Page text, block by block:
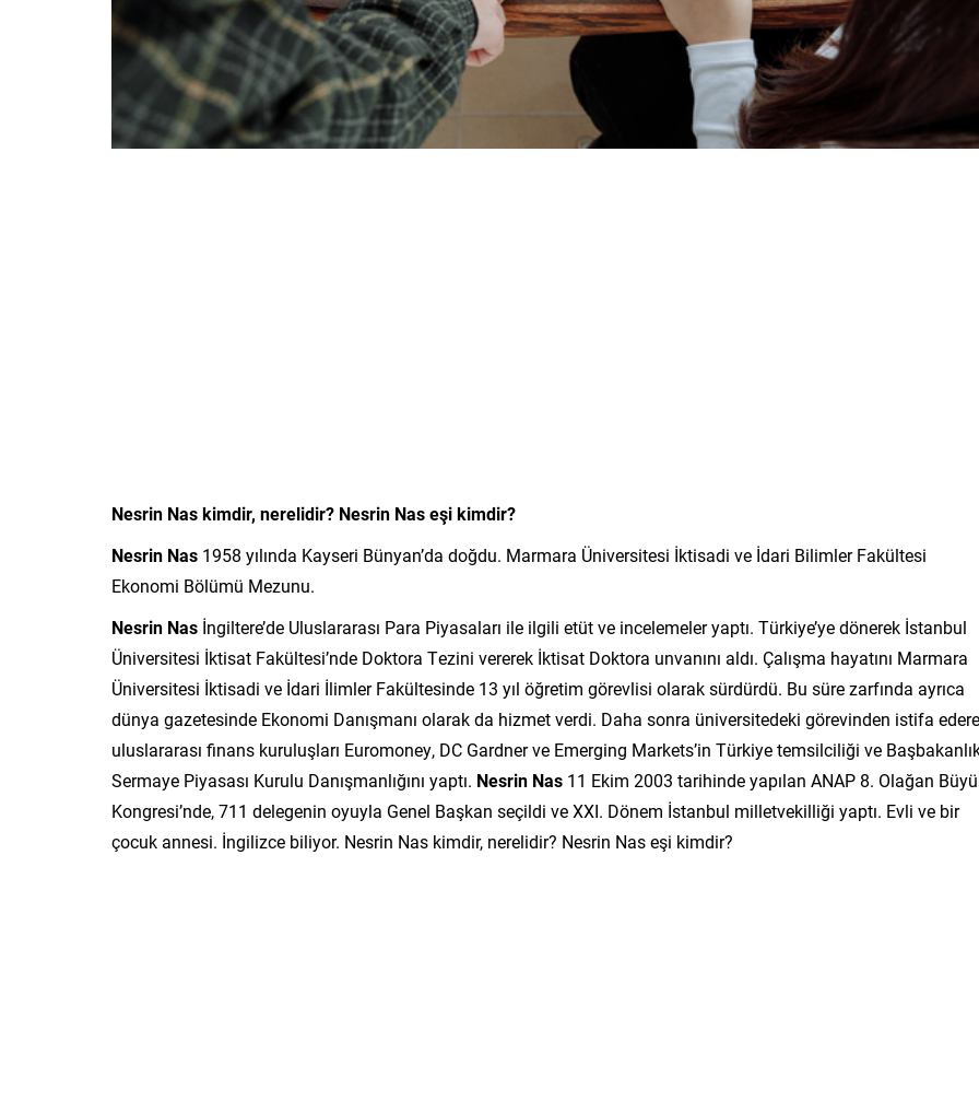
Nesrin Nas kimdir, nerelidir? Nesrin Nas eşi kimdir?
Nesrin Nas 1958 yılında Kayseri Bünyan’da doğdu. Marmara Üniversitesi İktisadi ve İdari Bilimler Fakültesi
Ekonomi Bölümü Mezunu.
Nesrin Nas İngiltere’de Uluslararası Para Piyasaları ile ilgili etüt ve incelemeler yaptı. Türkiye’ye dönerek İstanbul
Üniversitesi İktisat Fakültesi’nde Doktora Tezini vererek İktisat Doktora unvanını aldı. Çalışma hayatını Marmara
Üniversitesi İktisadi ve İdari İlimler Fakültesinde 13 yıl öğretim görevlisi olarak sürdürdü. Bu süre zarfında ayrıca
dünya gazetesinde Ekonomi Danışmanı olarak da hizmet verdi. Daha sonra üniversitedeki görevinden istifa
uluslararası finans kuruluşları Euromoney, DC Gardner ve Emerging Markets’in Türkiye temsilciliği ve
Sermaye Piyasası Kurulu Danışmanlığını yaptı. Nesrin Nas 11 Ekim 2003 tarihinde yapılan ANAP 8. Olağan
Kongresi’nde, 711 delegenin oyuyla Genel Başkan seçildi ve XXI. Dönem İstanbul milletvekilliği yaptı. Evli ve bir
çocuk annesi. İngilizce biliyor. Nesrin Nas kimdir, nerelidir? Nesrin Nas eşi kimdir?